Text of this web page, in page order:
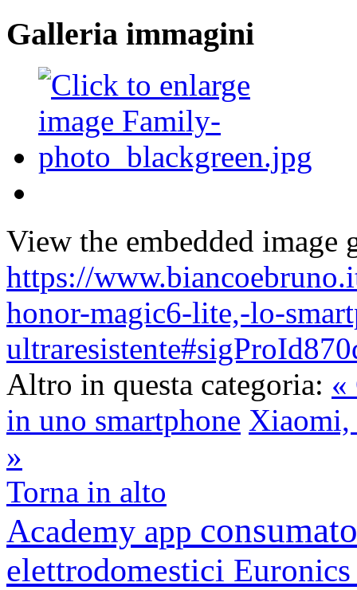
Galleria immagini
View the embedded image
https://
honor-magic6-lite,-lo-
Altro in questa categoria: «
in uno smartphone Xiaomi,
»
Torna in alto
Academy app
elettrodomestici